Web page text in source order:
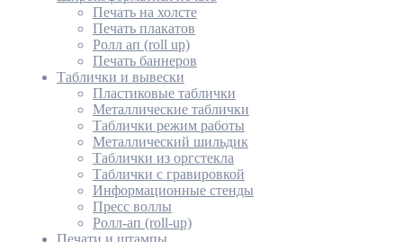
Печать на холсте
Печать плакатов
Ролл ап (roll up)
Печать баннеров
Таблички и вывески
Пластиковые таблички
Металлические таблички
Таблички режим работы
Металлический шильдик
Таблички из оргстекла
Таблички с гравировкой
Информационные стенды
Пресс воллы
Ролл-ап (roll-up)
Печати и штампы